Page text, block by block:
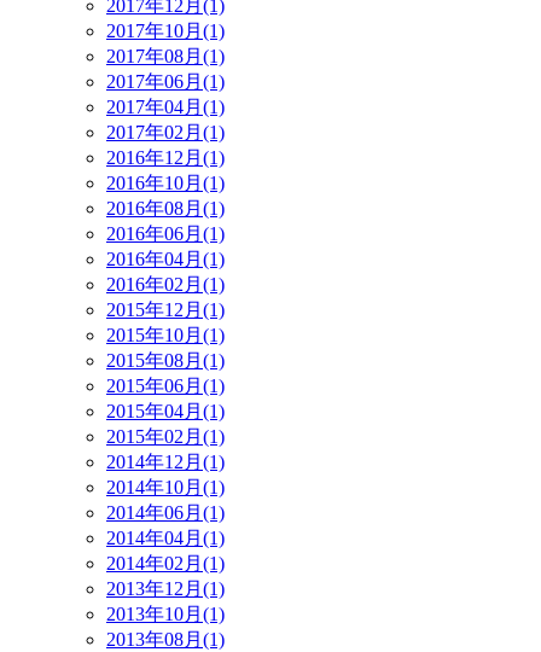
2017年12月(1)
2017年10月(1)
2017年08月(1)
2017年06月(1)
2017年04月(1)
2017年02月(1)
2016年12月(1)
2016年10月(1)
2016年08月(1)
2016年06月(1)
2016年04月(1)
2016年02月(1)
2015年12月(1)
2015年10月(1)
2015年08月(1)
2015年06月(1)
2015年04月(1)
2015年02月(1)
2014年12月(1)
2014年10月(1)
2014年06月(1)
2014年04月(1)
2014年02月(1)
2013年12月(1)
2013年10月(1)
2013年08月(1)